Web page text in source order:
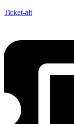
Ticket-alt